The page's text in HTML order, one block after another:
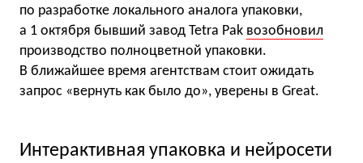
по разработке локального аналога упаковки,
а 1 октября бывший завод Tetra Pak возобновил
производство полноцветной упаковки.
В ближайшее время агентствам стоит ожидать
запрос «вернуть как было до», уверены в Great.
Интерактивная упаковка и нейросети